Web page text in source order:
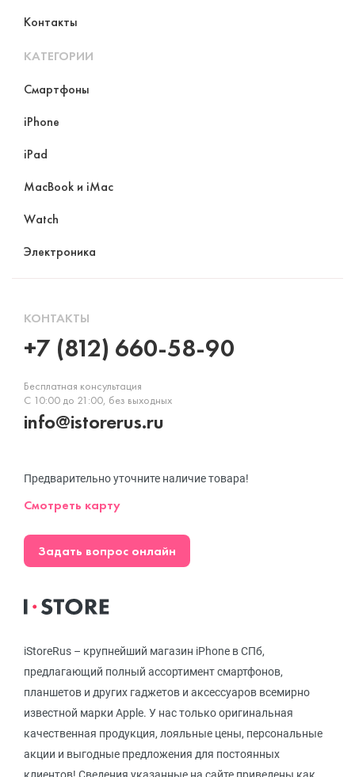
iStoreRus – крупнейший магазин iPhone в СПб,
предлагающий полный ассортимент смартфонов,
планшетов и других гаджетов и аксессуаров всемирно
известной марки Apple. У нас только оригинальная
качественная продукция, лояльные цены, персональные
акции и выгодные предложения для постоянных
Контакты
КАТЕГОРИИ
Смартфоны
iPhone
iPad
MacBook и iMac
Watch
Электроника
КОНТАКТЫ
+7 (812) 660-58-90
Бесплатная консультация
С 10:00 до 21:00, без выходных
info@istorerus.ru
Предварительно уточните наличие товара!
Смотреть карту
Задать вопрос онлайн